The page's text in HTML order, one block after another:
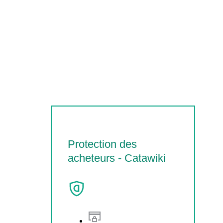
Protection des
acheteurs - Catawiki